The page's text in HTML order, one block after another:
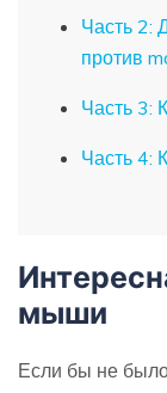
Часть 2:
против
Часть 3:
Часть 4:
мыши
Если бы не